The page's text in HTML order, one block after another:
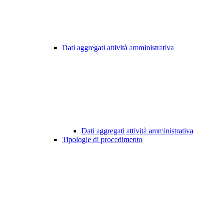
Dati aggregati attività amministrativa
Dati aggregati attività amministrativa
Tipologie di procedimento